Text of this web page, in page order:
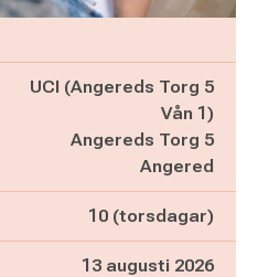
UCI (Angereds Torg 5
Vån 1)
Angereds Torg 5
Angered
10 (torsdagar)
13 augusti 2026